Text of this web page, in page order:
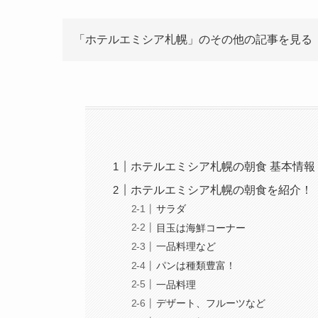
「ホテルエミシア札幌」のその他の記事を見る
ホテルエミシア札幌の朝食 基本情報
ホテルエミシア札幌の朝食を紹介！
サラダ
目玉は海鮮コーナー
一品料理など
パンは種類豊富！
一品料理
デザート、フルーツなど